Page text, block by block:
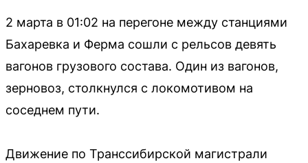
2 марта в 01:02 на перегоне между станциями
Бахаревка и Ферма сошли с рельсов девять
вагонов грузового состава. Один из вагонов,
зерновоз, столкнулся с локомотивом на
соседнем пути.
Движение по Транссибирской магистрали